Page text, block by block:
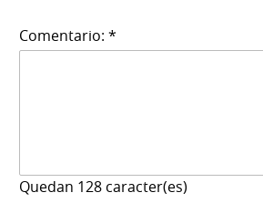
Comentario: *
Quedan 128 caracter(es)